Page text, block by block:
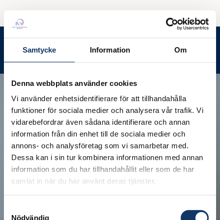
Samtycke Information Om
Denna webbplats använder cookies
Vi använder enhetsidentifierare för att tillhandahålla
funktioner för sociala medier och analysera vår trafik. Vi
vidarebefordrar även sådana identifierare och annan
information från din enhet till de sociala medier och
annons- och analysföretag som vi samarbetar med.
Dessa kan i sin tur kombinera informationen med annan
information som du har tillhandahållit eller som de har
samlat in när du har använt deras tjänster.
Nödvändig
Meny